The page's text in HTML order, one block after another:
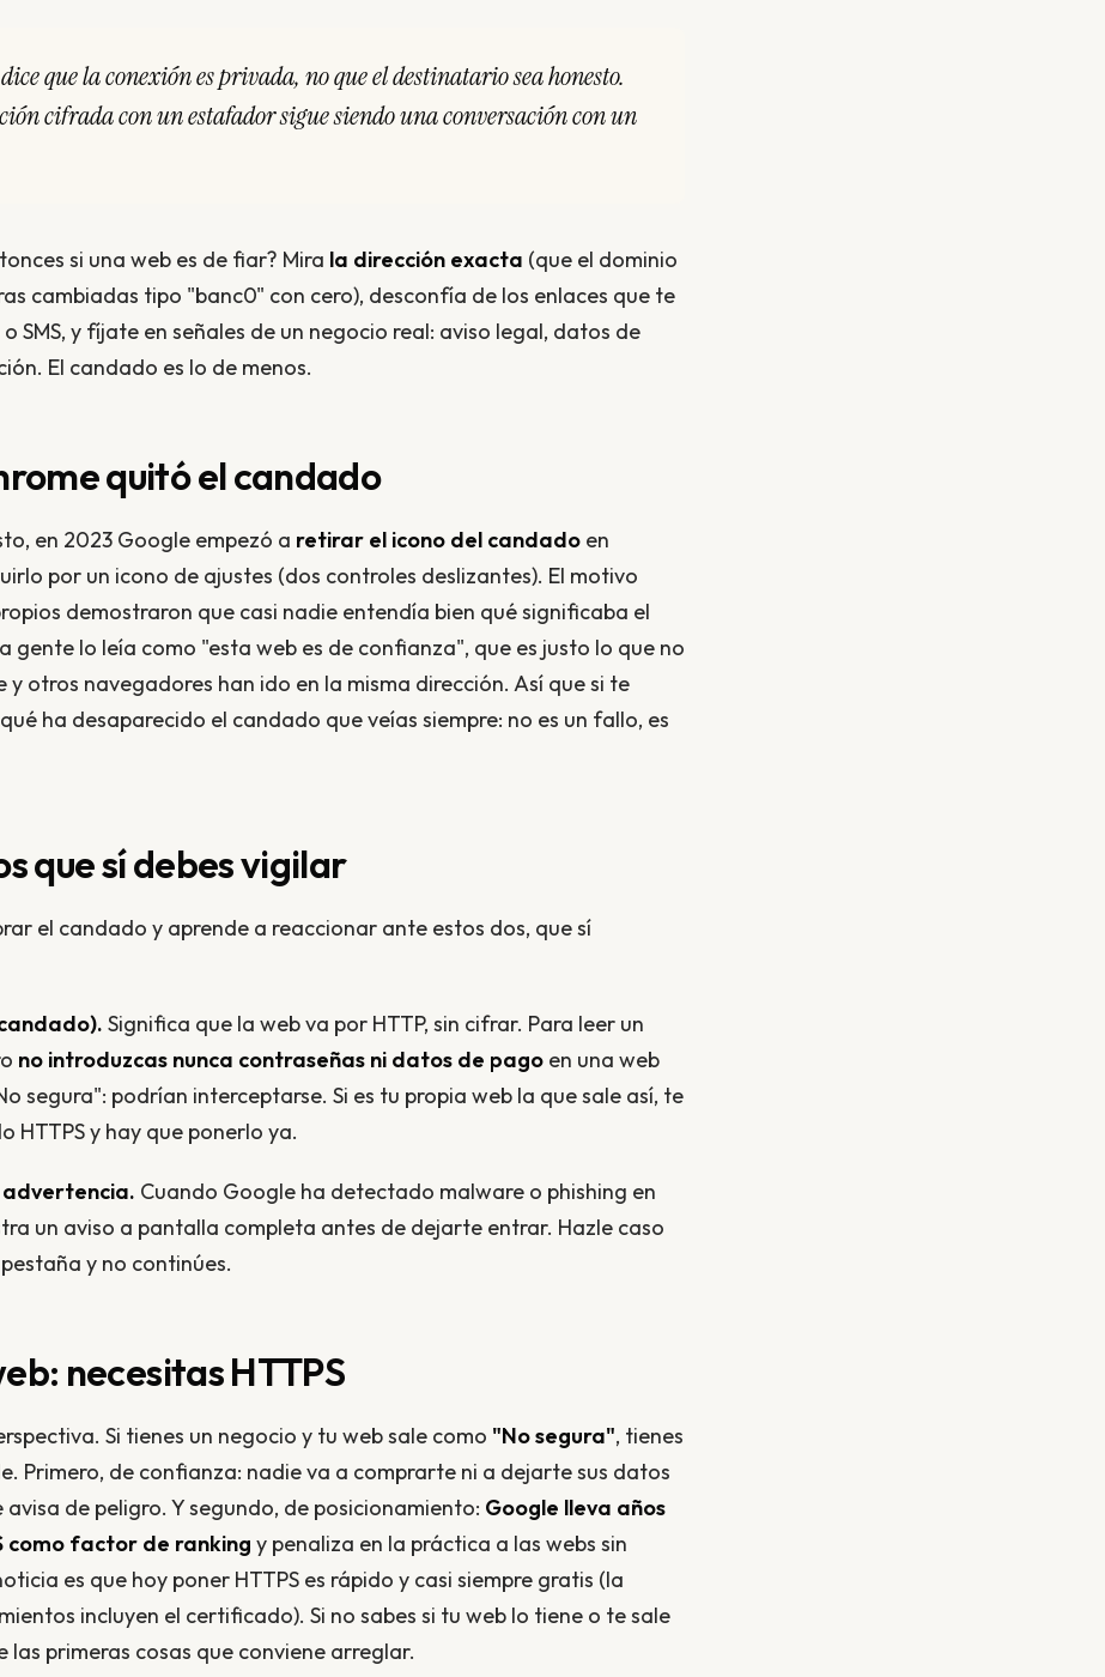
que la conexión es privada, no que el destinatario sea honesto.
cifrada con un estafador sigue siendo una conversación con un
si una web es de fiar? Mira la dirección exacta (que el dominio
cambiadas tipo "banc0" con cero), desconfía de los enlaces que te
SMS, y fíjate en señales de un negocio real: aviso legal, datos de
El candado es lo de menos.
quitó el candado
en 2023 Google empezó a retirar el icono del candado en
por un icono de ajustes (dos controles deslizantes). El motivo
demostraron que casi nadie entendía bien qué significaba el
gente lo leía como "esta web es de confianza", que es justo lo que no
y otros navegadores han ido en la misma dirección. Así que si te
ha desaparecido el candado que veías siempre: no es un fallo, es
que sí debes vigilar
el candado y aprende a reaccionar ante estos dos, que sí
Significa que la web va por HTTP, sin cifrar. Para leer un
no introduzcas nunca contraseñas ni datos de pago en una web
segura": podrían interceptarse. Si es tu propia web la que sale así, te
HTTPS y hay que ponerlo ya.
Cuando Google ha detectado malware o phishing en
un aviso a pantalla completa antes de dejarte entrar. Hazle caso
y no continúes.
necesitas HTTPS
Si tienes un negocio y tu web sale como "No segura", tienes
Primero, de confianza: nadie va a comprarte ni a dejarte sus datos
de peligro. Y segundo, de posicionamiento: Google lleva años
como factor de ranking y penaliza en la práctica a las webs sin
es que hoy poner HTTPS es rápido y casi siempre gratis (la
incluyen el certificado). Si no sabes si tu web lo tiene o te sale
las primeras cosas que conviene arreglar.